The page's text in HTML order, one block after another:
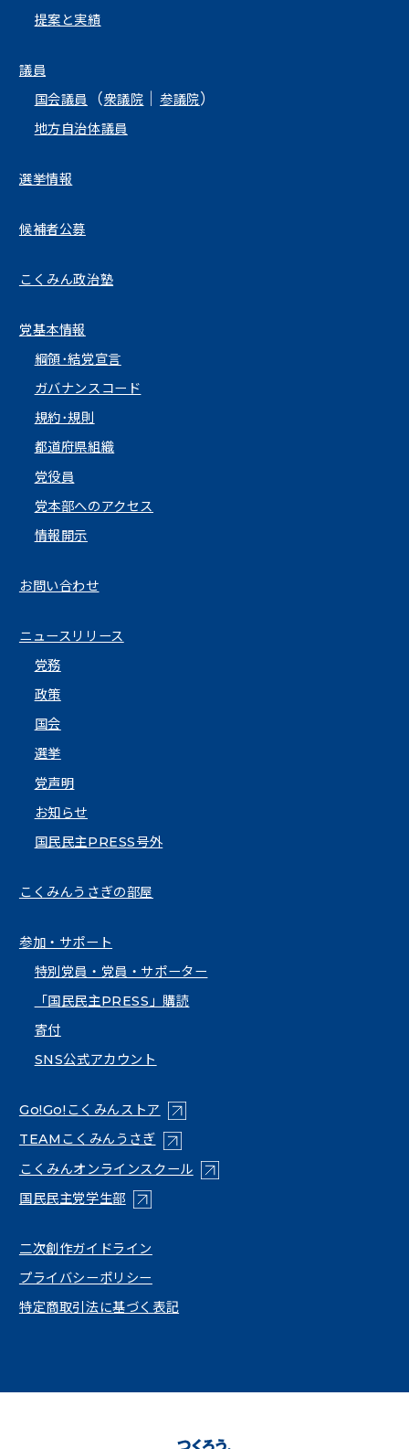
提案と実績
議員
国会議員
（衆議院 ｜参議院）
地方自治体議員
選挙情報
候補者公募
こくみん政治塾
党基本情報
綱領･結党宣言
ガバナンスコード
規約･規則
都道府県組織
党役員
党本部へのアクセス
情報開示
お問い合わせ
ニュースリリース
党務
政策
国会
選挙
党声明
お知らせ
国民民主PRESS号外
こくみんうさぎの部屋
参加・サポート
特別党員・党員・サポーター
「国民民主PRESS」購読
寄付
SNS公式アカウント
Go!Go!こくみんストア （新しいタブで開く）
TEAMこくみんうさぎ（新しいタブで開く）
こくみんオンラインスクール （新しいタブで開く）
国民民主党学生部（新しいタブで開く）
二次創作ガイドライン
プライバシーポリシー
特定商取引法に基づく表記